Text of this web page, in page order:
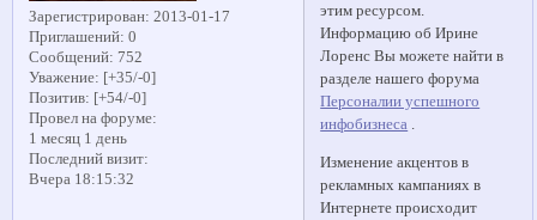
Зарегистрирован: 2013-01-17
Приглашений: 0
Сообщений: 752
Уважение: [+35/-0]
Позитив: [+54/-0]
Провел на форуме:
1 месяц 1 день
Последний визит:
Вчера 18:15:32
этим ресурсом.
Информацию об Ирине
Лоренс Вы можете найти в
разделе нашего форума
Персоналии успешного
инфобизнеса
Изменение акцентов в
рекламных кампаниях в
Интернете происходит